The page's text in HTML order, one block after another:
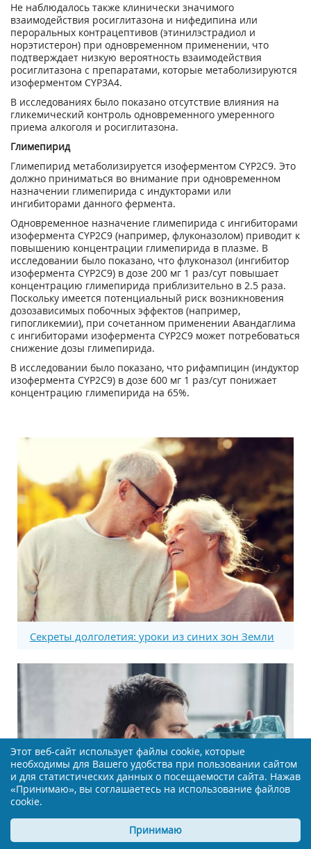
Не наблюдалось также клинически значимого
взаимодействия росиглитазона и нифедипина или
пероральных контрацептивов (этинилэстрадиол и
норэтистерон) при одновременном применении, что
подтверждает низкую вероятность взаимодействия
росиглитазона с препаратами, которые метаболизируются
изоферментом CYP3А4.
В исследованиях было показано отсутствие влияния на
гликемический контроль одновременного умеренного
приема алкоголя и росиглитазона.
Глимепирид
Глимепирид метаболизируется изоферментом CYP2C9. Это
должно приниматься во внимание при одновременном
назначении глимепирида с индукторами или
ингибиторами данного фермента.
Одновременное назначение глимепирида с ингибиторами
изофермента CYP2C9 (например, флуконазолом) приводит к
повышению концентрации глимепирида в плазме. В
исследовании было показано, что флуконазол (ингибитор
изофермента CYP2C9) в дозе 200 мг 1 раз/сут повышает
концентрацию глимепирида приблизительно в 2.5 раза.
Поскольку имеется потенциальный риск возникновения
дозозависимых побочных эффектов (например,
гипогликемии), при сочетанном применении Авандаглима
с ингибиторами изофермента CYP2C9 может потребоваться
снижение дозы глимепирида.
В исследовании было показано, что рифампицин (индуктор
изофермента CYP2C9) в дозе 600 мг 1 раз/сут понижает
концентрацию глимепирида на 65%.
Секреты долголетия: уроки из синих зон Земли
Этот веб-сайт использует файлы cookie, которые
необходимы для Вашего удобства при пользовании сайтом
и для статистических данных о посещаемости сайта. Нажав
«Принимаю», вы соглашаетесь на использование файлов
cookie.
Принимаю